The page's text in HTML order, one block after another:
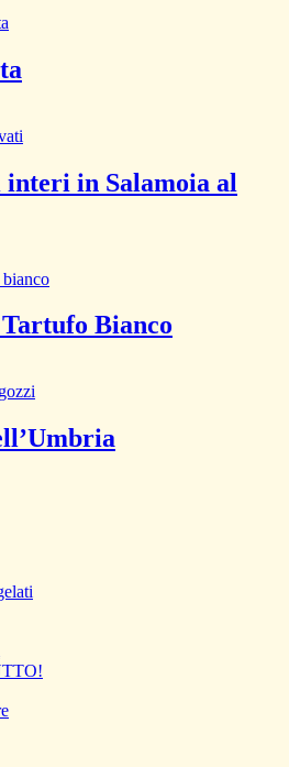
in Salamoia al
Bianco